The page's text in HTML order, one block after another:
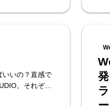
いいの？直感で
。それぞれ